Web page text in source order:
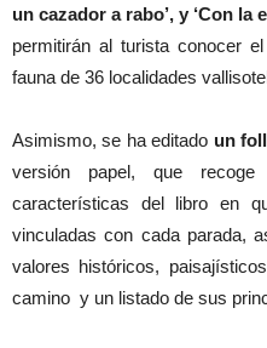
un cazador a rabo’, y ‘Con la
permitirán al turista conocer
fauna de 36 localidades
Asimismo, se ha editado un
versión papel, que
características del libro en
vinculadas con cada parada,
valores históricos,
camino y un listado de sus